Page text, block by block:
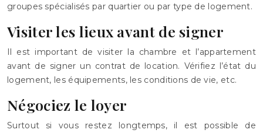
groupes spécialisés par quartier ou par type de logement.
Visiter les lieux avant de signer
Il est important de visiter la chambre et l’appartement
avant de signer un contrat de location. Vérifiez l’état du
logement, les équipements, les conditions de vie, etc.
Négociez le loyer
Surtout si vous restez longtemps, il est possible de